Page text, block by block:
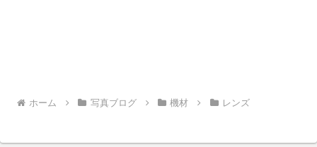
ホーム 写真ブログ 機材 レンズ